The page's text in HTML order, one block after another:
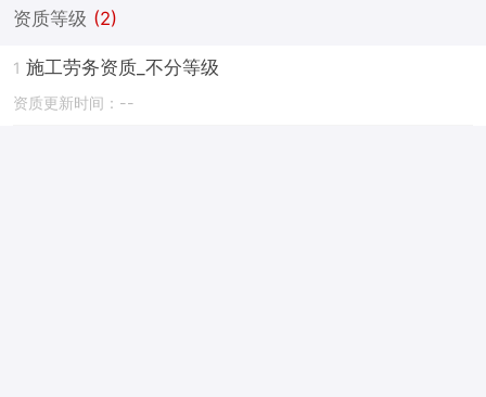
资质等级 (2)
1 施工劳务资质_不分等级
资质更新时间：--